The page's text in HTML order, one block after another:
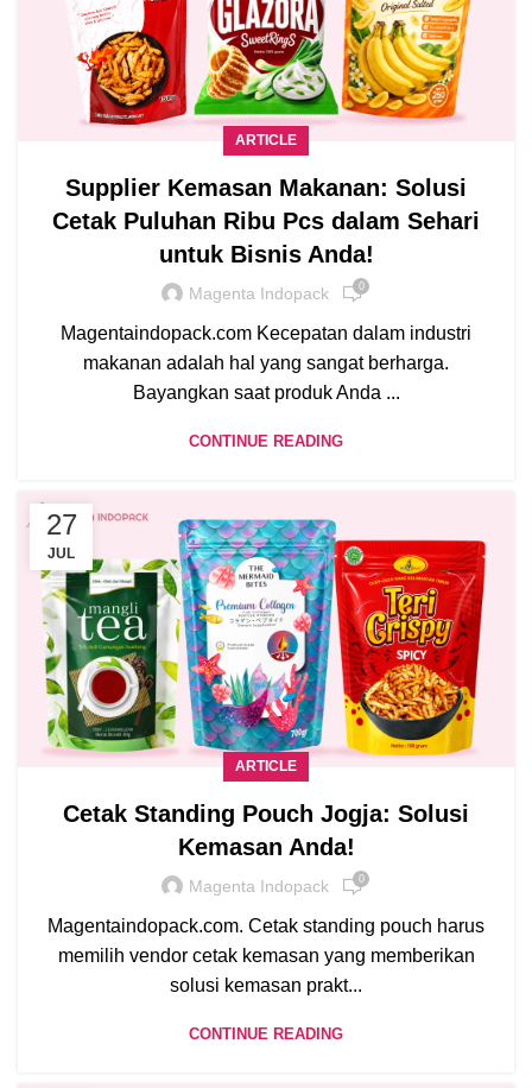
ARTICLE
Supplier Kemasan Makanan: Solusi
Cetak Puluhan Ribu Pcs dalam Sehari
untuk Bisnis Anda!
Magenta Indopack 0
Magentaindopack.com Kecepatan dalam industri
makanan adalah hal yang sangat berharga.
Bayangkan saat produk Anda ...
CONTINUE READING
27
JUL
ARTICLE
Cetak Standing Pouch Jogja: Solusi
Kemasan Anda!
Magenta Indopack 0
Magentaindopack.com. Cetak standing pouch harus
memilih vendor cetak kemasan yang memberikan
solusi kemasan prakt...
CONTINUE READING